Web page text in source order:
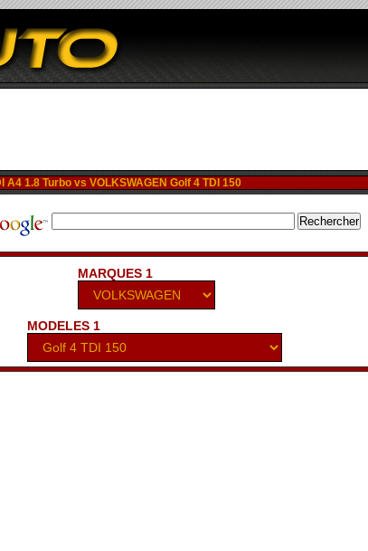
A4 1.8 Turbo vs VOLKSWAGEN Golf 4 TDI 150
MARQUES 1
MODELES 1